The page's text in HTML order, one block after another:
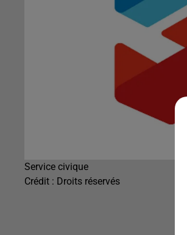
Service civique
Crédit : Droits réservés